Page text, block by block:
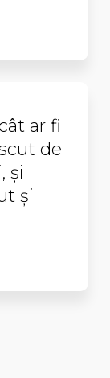
ar fi
de
şi
şi